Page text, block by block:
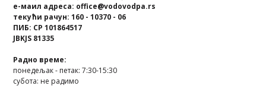
е-маил адреса: office@vodovodpa.rs
текући рачун: 160 - 10370 - 06
ПИБ: СР 101864517
JBKJS 81335
Радно време:
понедељак - петак: 7:30-15:30
субота: не радимо